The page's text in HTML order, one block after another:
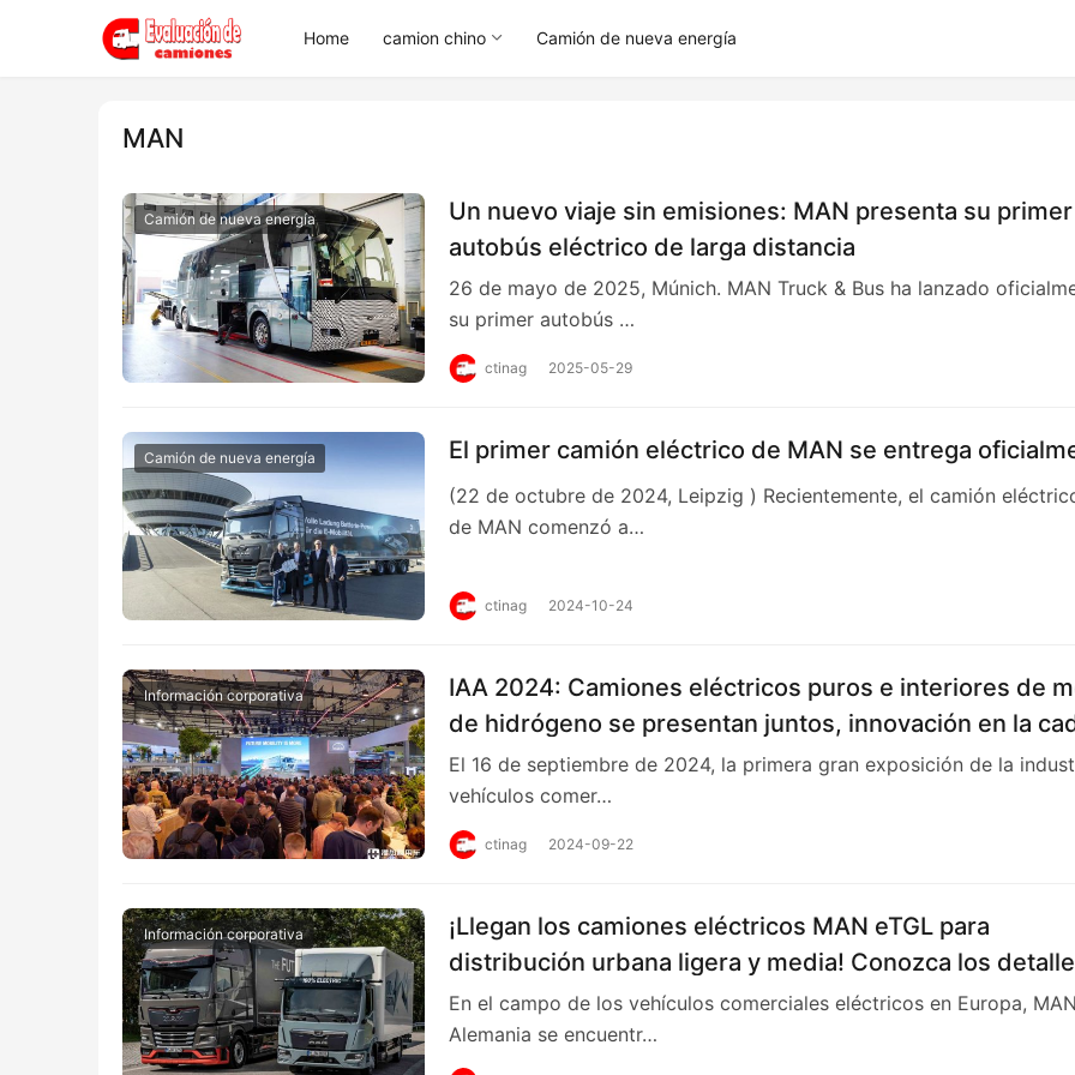
Home camion chino Camión de nueva energía
MAN
Camión de nueva energía
Un nuevo viaje sin emisiones: MAN presenta su primer
autobús eléctrico de larga distancia
26 de mayo de 2025, Múnich. MAN Truck & Bus ha lanzado
su primer autobús …
ctinag 2025-05-29
Camión de nueva energía El primer camión eléctrico de MAN se entrega
(22 de octubre de 2024, Leipzig ) Recientemente, el camión
de MAN comenzó a…
ctinag 2024-10-24
Información corporativa
IAA 2024: Camiones eléctricos puros e interiores de
de hidrógeno se presentan juntos, innovación en la
cinemática diésel, interpretación de las exhibiciones
MAN en Alemania.
El 16 de septiembre de 2024, la primera gran exposición de la
vehículos comer…
ctinag 2024-09-22
Información corporativa
¡Llegan los camiones eléctricos MAN eTGL para
distribución urbana ligera y media! Conozca los
su configuración
En el campo de los vehículos comerciales eléctricos en Europa,
Alemania se encuentr…